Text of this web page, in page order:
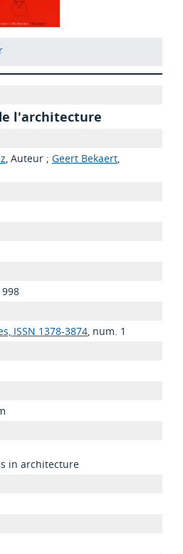
l'architecture
, Auteur ; Geert Bekaert,
ISSN 1378-3874, num. 1
in architecture